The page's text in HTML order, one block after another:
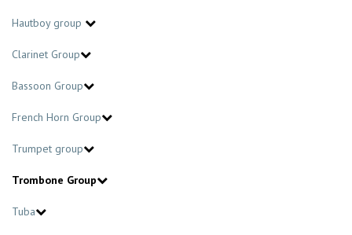
Hautboy group
Clarinet Group
Bassoon Group
French Horn Group
Trumpet group
Trombone Group
Tuba